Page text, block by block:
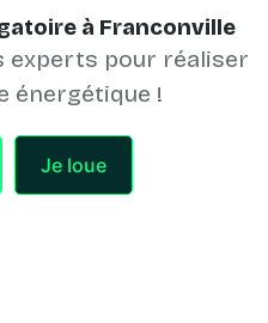
à Franconville
experts pour réaliser
énergétique !
Je loue